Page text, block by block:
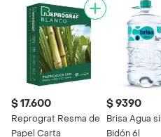
$ 17.600
Reprograt Resma de
Papel Carta
$ 9390
Brisa Agua
Bidón 6l